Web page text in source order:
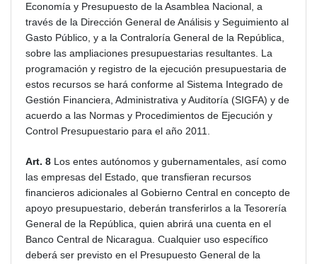
Economía y Presupuesto de la Asamblea Nacional, a
través de la Dirección General de Análisis y Seguimiento al
Gasto Público, y a la Contraloría General de la República,
sobre las ampliaciones presupuestarias resultantes. La
programación y registro de la ejecución presupuestaria de
estos recursos se hará conforme al Sistema Integrado de
Gestión Financiera, Administrativa y Auditoría (SIGFA) y de
acuerdo a las Normas y Procedimientos de Ejecución y
Control Presupuestario para el año 2011.
Art. 8 Los entes autónomos y gubernamentales, así como
las empresas del Estado, que transfieran recursos
financieros adicionales al Gobierno Central en concepto de
apoyo presupuestario, deberán transferirlos a la Tesorería
General de la República, quien abrirá una cuenta en el
Banco Central de Nicaragua. Cualquier uso específico
deberá ser previsto en el Presupuesto General de la